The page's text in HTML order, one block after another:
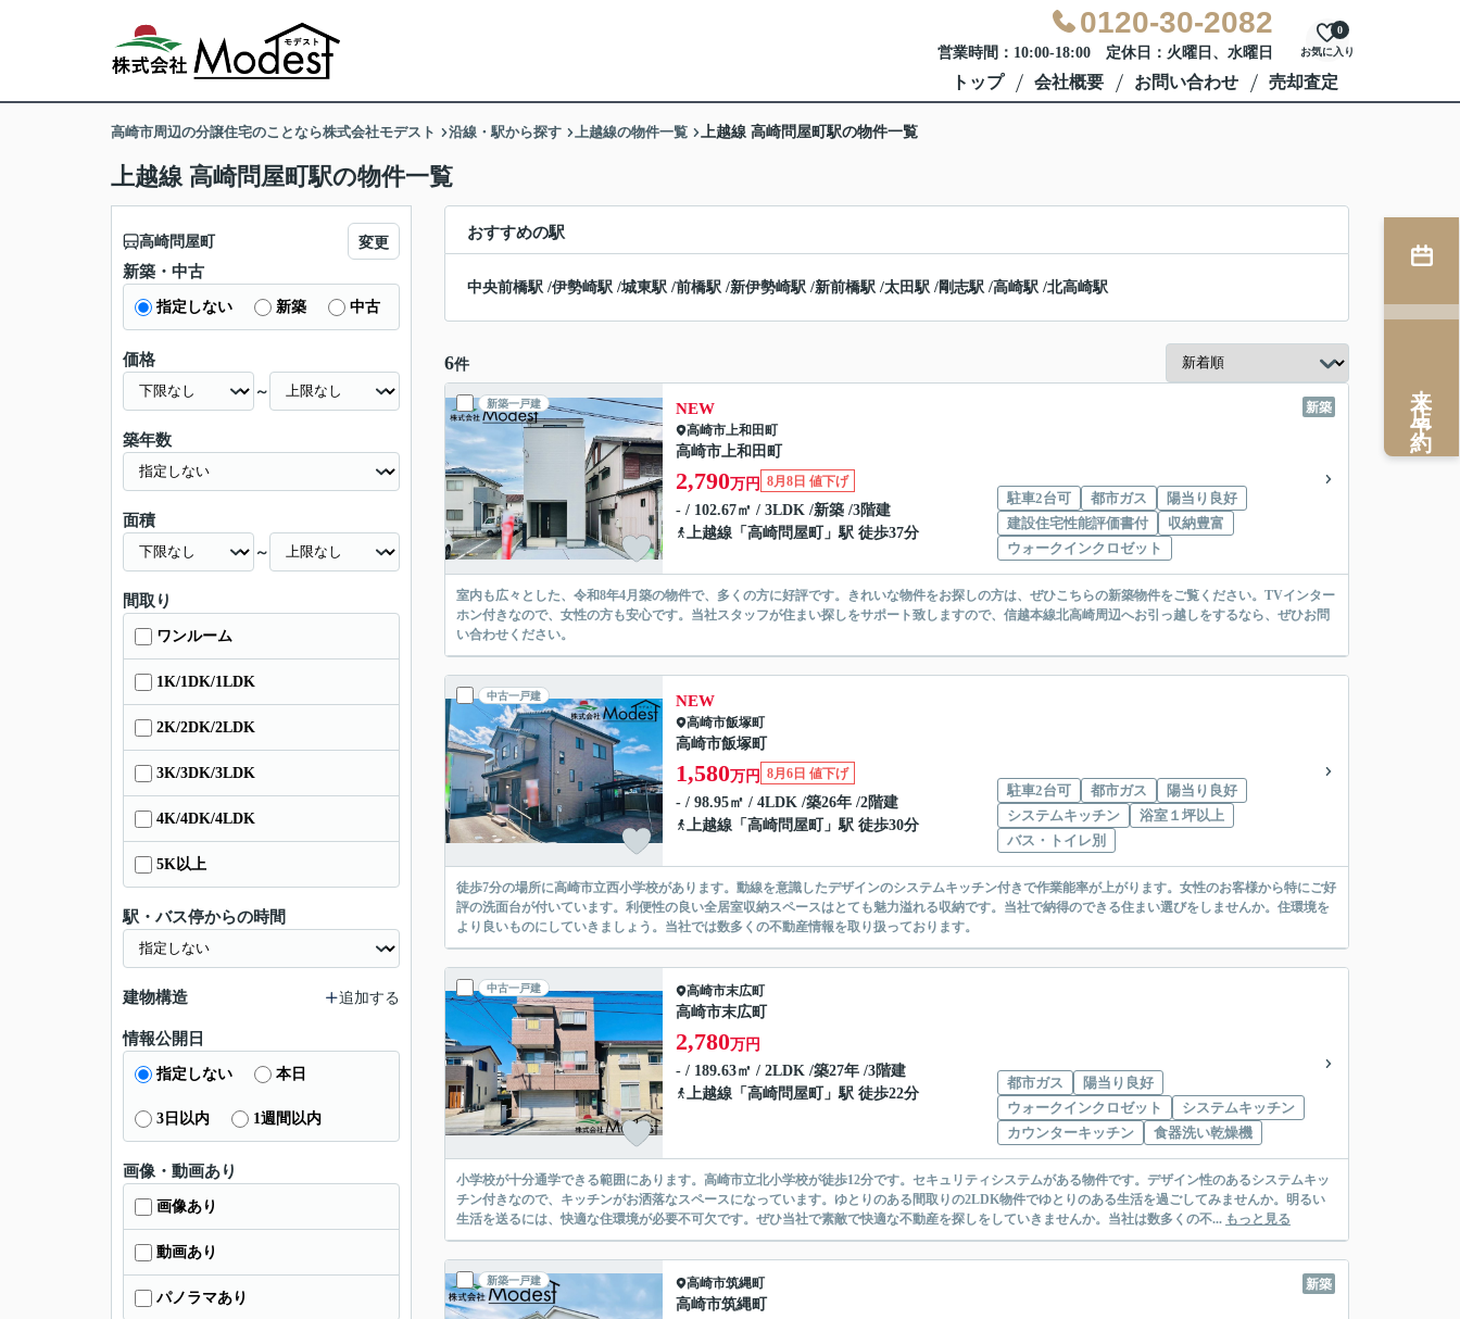
0120-30-2082
営業時間：10:00-18:00 定休日：火曜日、水曜日 お気に入り
0
トップ 会社概要 お問い合わせ 売却査定
高崎市周辺の分譲住宅のことなら株式会社モデスト 沿線・駅から探す 上越線の物件一覧 上越線 高崎問屋町駅の物件一覧
上越線 高崎問屋町駅の物件一覧
おすすめの駅
中央前橋駅 /伊勢崎駅 /城東駅 /前橋駅 /新伊勢崎駅 /新前橋駅 /太田駅 /剛志駅 /高崎駅 /北高崎駅
6件
新築一戸建 新築
NEW
高崎市上和田町
高崎市上和田町
2,790万円 8月8日 値下げ
- / 102.67㎡ / 3LDK /新築 /3階建
上越線 「 高崎問屋町 」駅 徒歩37分
駐車2台可 都市ガス
陽当り良好
建設住宅性能評価書付
収納豊富
ウォークインクロゼット
室内も広々とした、令和8年4月築の物件で、多くの方に好評です。きれいな物件をお探しの方は、ぜひこちらの新築物件をご覧ください。TVインター
ホン付きなので、女性の方も安心です。当社スタッフが住まい探しをサポート致しますので、信越本線北高崎周辺へお引っ越しをするなら、ぜひお問
い合わせください。
中古一戸建 NEW
高崎市飯塚町
高崎市飯塚町
1,580万円 8月6日 値下げ
- / 98.95㎡ / 4LDK /築26年 /2階建
上越線 「 高崎問屋町 」駅 徒歩30分
駐車2台可 都市ガス
陽当り良好
システムキッチン
浴室１坪以上
バス・トイレ別
徒歩7分の場所に高崎市立西小学校があります。動線を意識したデザインのシステムキッチン付きで作業能率が上がります。女性のお客様から特にご好
評の洗面台が付いています。利便性の良い全居室収納スペースはとても魅力溢れる収納です。当社で納得のできる住まい選びをしませんか。住環境を
より良いものにしていきましょう。当社では数多くの不動産情報を取り扱っております。
中古一戸建 高崎市末広町
高崎市末広町
2,780万円
- / 189.63㎡ / 2LDK /築27年 /3階建
上越線 「 高崎問屋町 」駅 徒歩22分
都市ガス
陽当り良好
ウォークインクロゼット
システムキッチン
カウンターキッチン
食器洗い乾燥機
小学校が十分通学できる範囲にあります。高崎市立北小学校が徒歩12分です。セキュリティシステムがある物件です。デザイン性のあるシステムキッ
チン付きなので、キッチンがお洒落なスペースになっています。ゆとりのある間取りの2LDK物件でゆとりのある生活を過ごしてみませんか。明るい
生活を送るには、快適な住環境が必要不可欠です。ぜひ当社で素敵で快適な不動産を探しをしていきませんか。当社は数多くの不... もっと見る
新築一戸建 新築
高崎市筑縄町
高崎市筑縄町
高崎問屋町 変更
新築・中古
指定しない 新築 中古
価格
～
築年数
面積
～
間取り
ワンルーム
1K/1DK/1LDK
2K/2DK/2LDK
3K/3DK/3LDK
4K/4DK/4LDK
5K以上
駅・バス停からの時間
建物構造 追加する
情報公開日
指定しない 本日
3日以内 1週間以内
画像・動画あり
画像あり
動画あり
パノラマあり
来店予約